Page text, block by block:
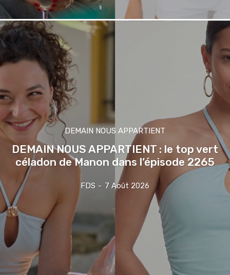
DEMAIN NOUS APPARTIENT
DEMAIN NOUS APPARTIENT : le top vert
céladon de Manon dans l’épisode 2265
FDS - 7 Août 2026